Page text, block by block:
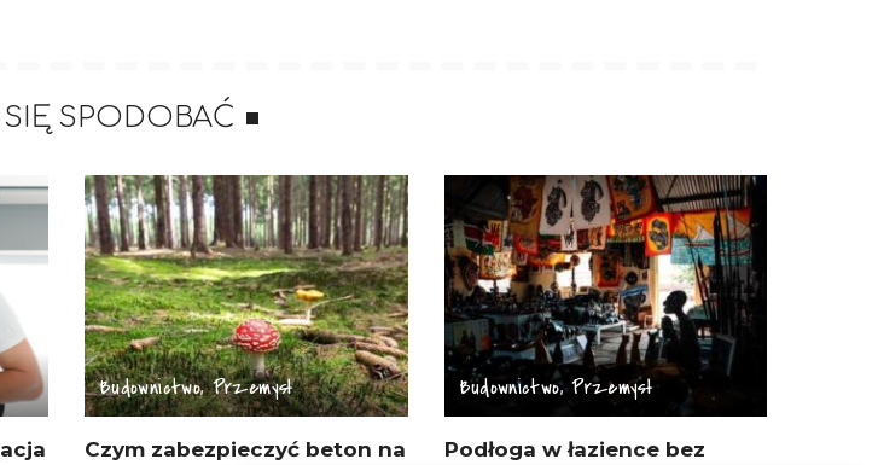
SPODOBAĆ
Budownictwo, Przemysł
Czym zabezpieczyć beton na
Budownictwo, Przemysł
Podłoga w łazience bez